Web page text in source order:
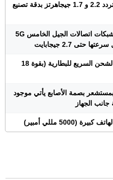
ثماني النواة بتردد 2.2 و 1.7 جيجاهرتز بدقة تصنيع
الهاتف يدعم شبكات اتصالات الجيل الخامس 5G
حتى 2.7 جيجابايت
الهاتف يدعم الشحن السريع للبطارية (بقوة 18
بصمة الأصابع يأتي موجود
الجهاز
(5000 مللي أمبير)